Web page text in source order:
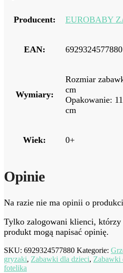
Producent: EUROBABY
EAN: 6929324577880
Wymiary:
Rozmiar
cm
Opakowanie:
cm
Wiek: 0+
Opinie
Na razie nie ma opinii o
Tylko zalogowani klienci,
produkt mogą napisać opinię.
SKU: 6929324577880 Kategorie:
gryzaki, Zabawki dla dzieci, Zabawki
fotelika